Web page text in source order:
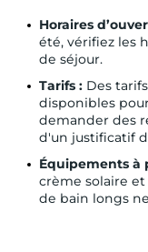
Horaires
été, vérifiez les
de séjour.
Tarifs : Des
disponibles
demander des
d'un justificatif
Équipements à
crème solaire
de bain longs